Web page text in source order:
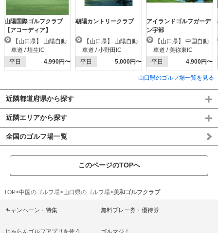
山陽国際ゴルフクラブ
【アコーディア】
車道 / 埴生IC
平日
4,990円〜
朝陽カントリークラブ
車道 / 小野田IC
平日
5,000円〜
アイランドゴルフガーデ
ン宇部
車道 / 美祢東IC
平日
4,900円〜
山口県のゴルフ場一覧を見る
近隣都道府県から探す
近隣エリアから探す
全国のゴルフ場一覧
このページのTOPへ
TOP 中国のゴルフ場 山口県のゴルフ場 美和ゴルフクラブ
キャンペーン・特集 無料プレー券・優待券